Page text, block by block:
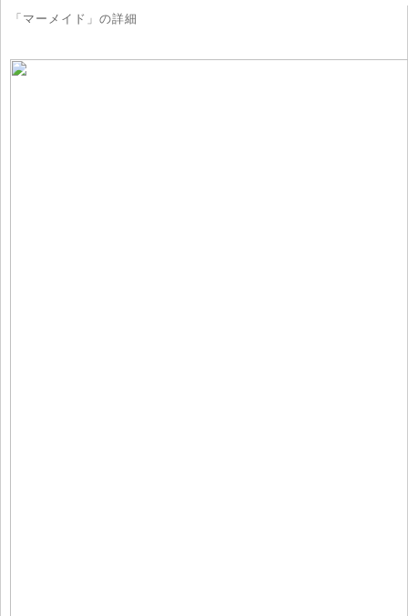
「マーメイド」の詳細